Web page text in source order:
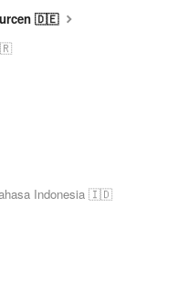
🇩🇪
Indonesia 🇮🇩